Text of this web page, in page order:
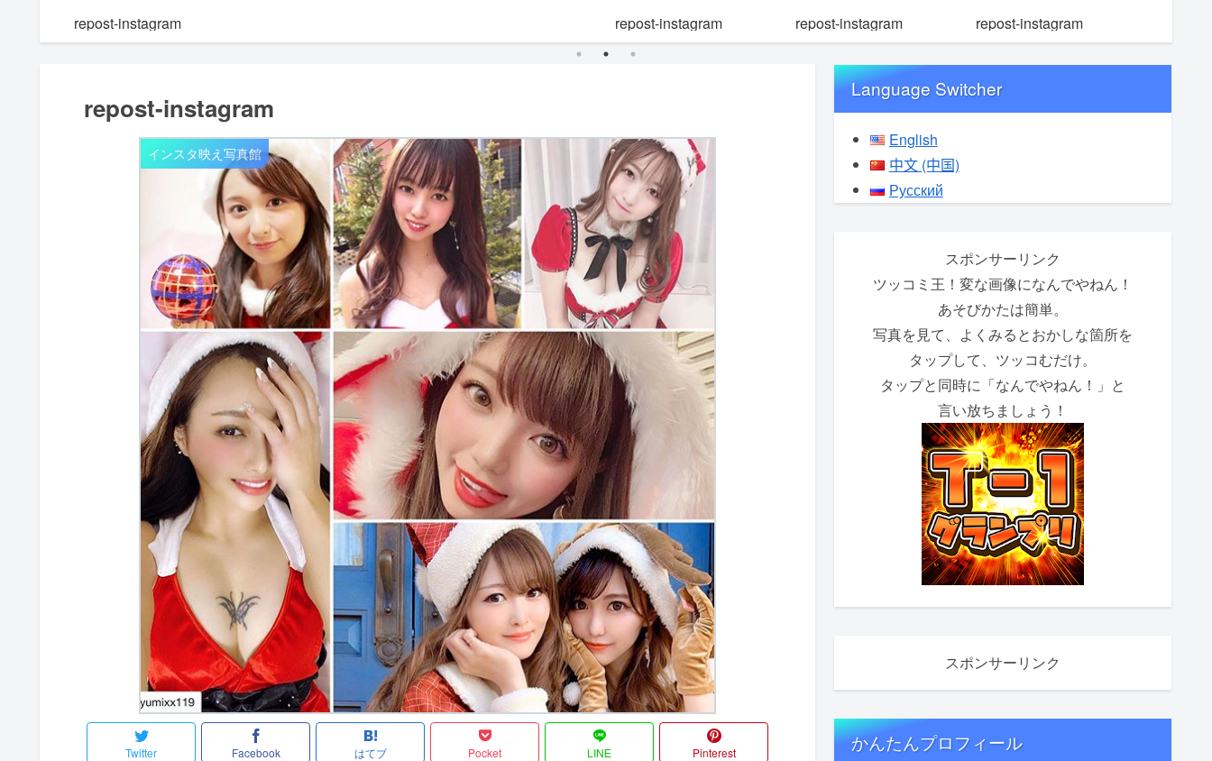
repost-instagram repost-instagram repost-instagram repost-instagram
repost-instagram
インスタ映え写真館
Twitter Facebook はてブ Pocket LINE Pinterest
Language Switcher
English
中文 (中国)
Русский
スポンサーリンク
ツッコミ王！変な画像になんでやねん！
あそびかたは簡単。
写真を見て、よくみるとおかしな箇所を
タップして、ツッコむだけ。
タップと同時に「なんでやねん！」と
言い放ちましょう！
スポンサーリンク
かんたんプロフィール